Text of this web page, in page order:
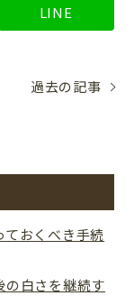
LINE
過去の記事
おくべき手続
の白さを継続す